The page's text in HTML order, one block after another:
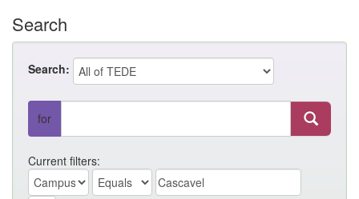
Search
Search:
for
Current filters: